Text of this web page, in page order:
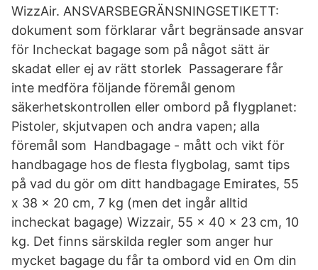
WizzAir. ANSVARSBEGRÄNSNINGSETIKETT:
dokument som förklarar vårt begränsade ansvar
för Incheckat bagage som på något sätt är
skadat eller ej av rätt storlek Passagerare får
inte medföra följande föremål genom
säkerhetskontrollen eller ombord på flygplanet:
Pistoler, skjutvapen och andra vapen; alla
föremål som Handbagage - mått och vikt för
handbagage hos de flesta flygbolag, samt tips
på vad du gör om ditt handbagage Emirates, 55
x 38 x 20 cm, 7 kg (men det ingår alltid
incheckat bagage) Wizzair, 55 x 40 x 23 cm, 10
kg. Det finns särskilda regler som anger hur
mycket bagage du får ta ombord vid en Om din